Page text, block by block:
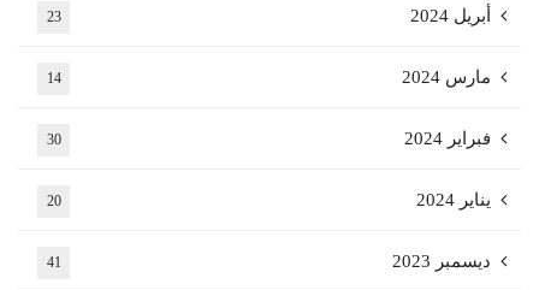
أبريل 2024 23
مارس 2024 14
فبراير 2024 30
يناير 2024 20
ديسمبر 2023 41